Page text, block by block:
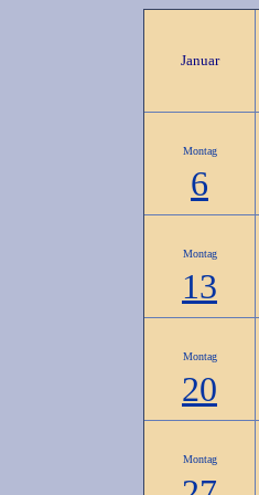
Januar
Montag
6
Montag
13
Montag
20
Montag